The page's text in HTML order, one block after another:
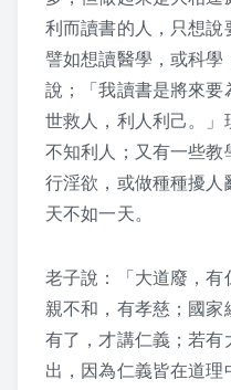
2022 上課照
2022 上課照
2021 上課照
2020上課照片
2018 上課照
2017 上課照
利而讀書的人，只想說
譬如想讀醫學，或科學
說；「我讀書是將來要
世救人，利人利己。」
不知利人；又有一些教
行淫欲，或做種種擾人
天不如一天。
老子說：「大道廢，
親不和，有孝慈；國家
有了，才講仁義；若有
出，因為仁義皆在道理